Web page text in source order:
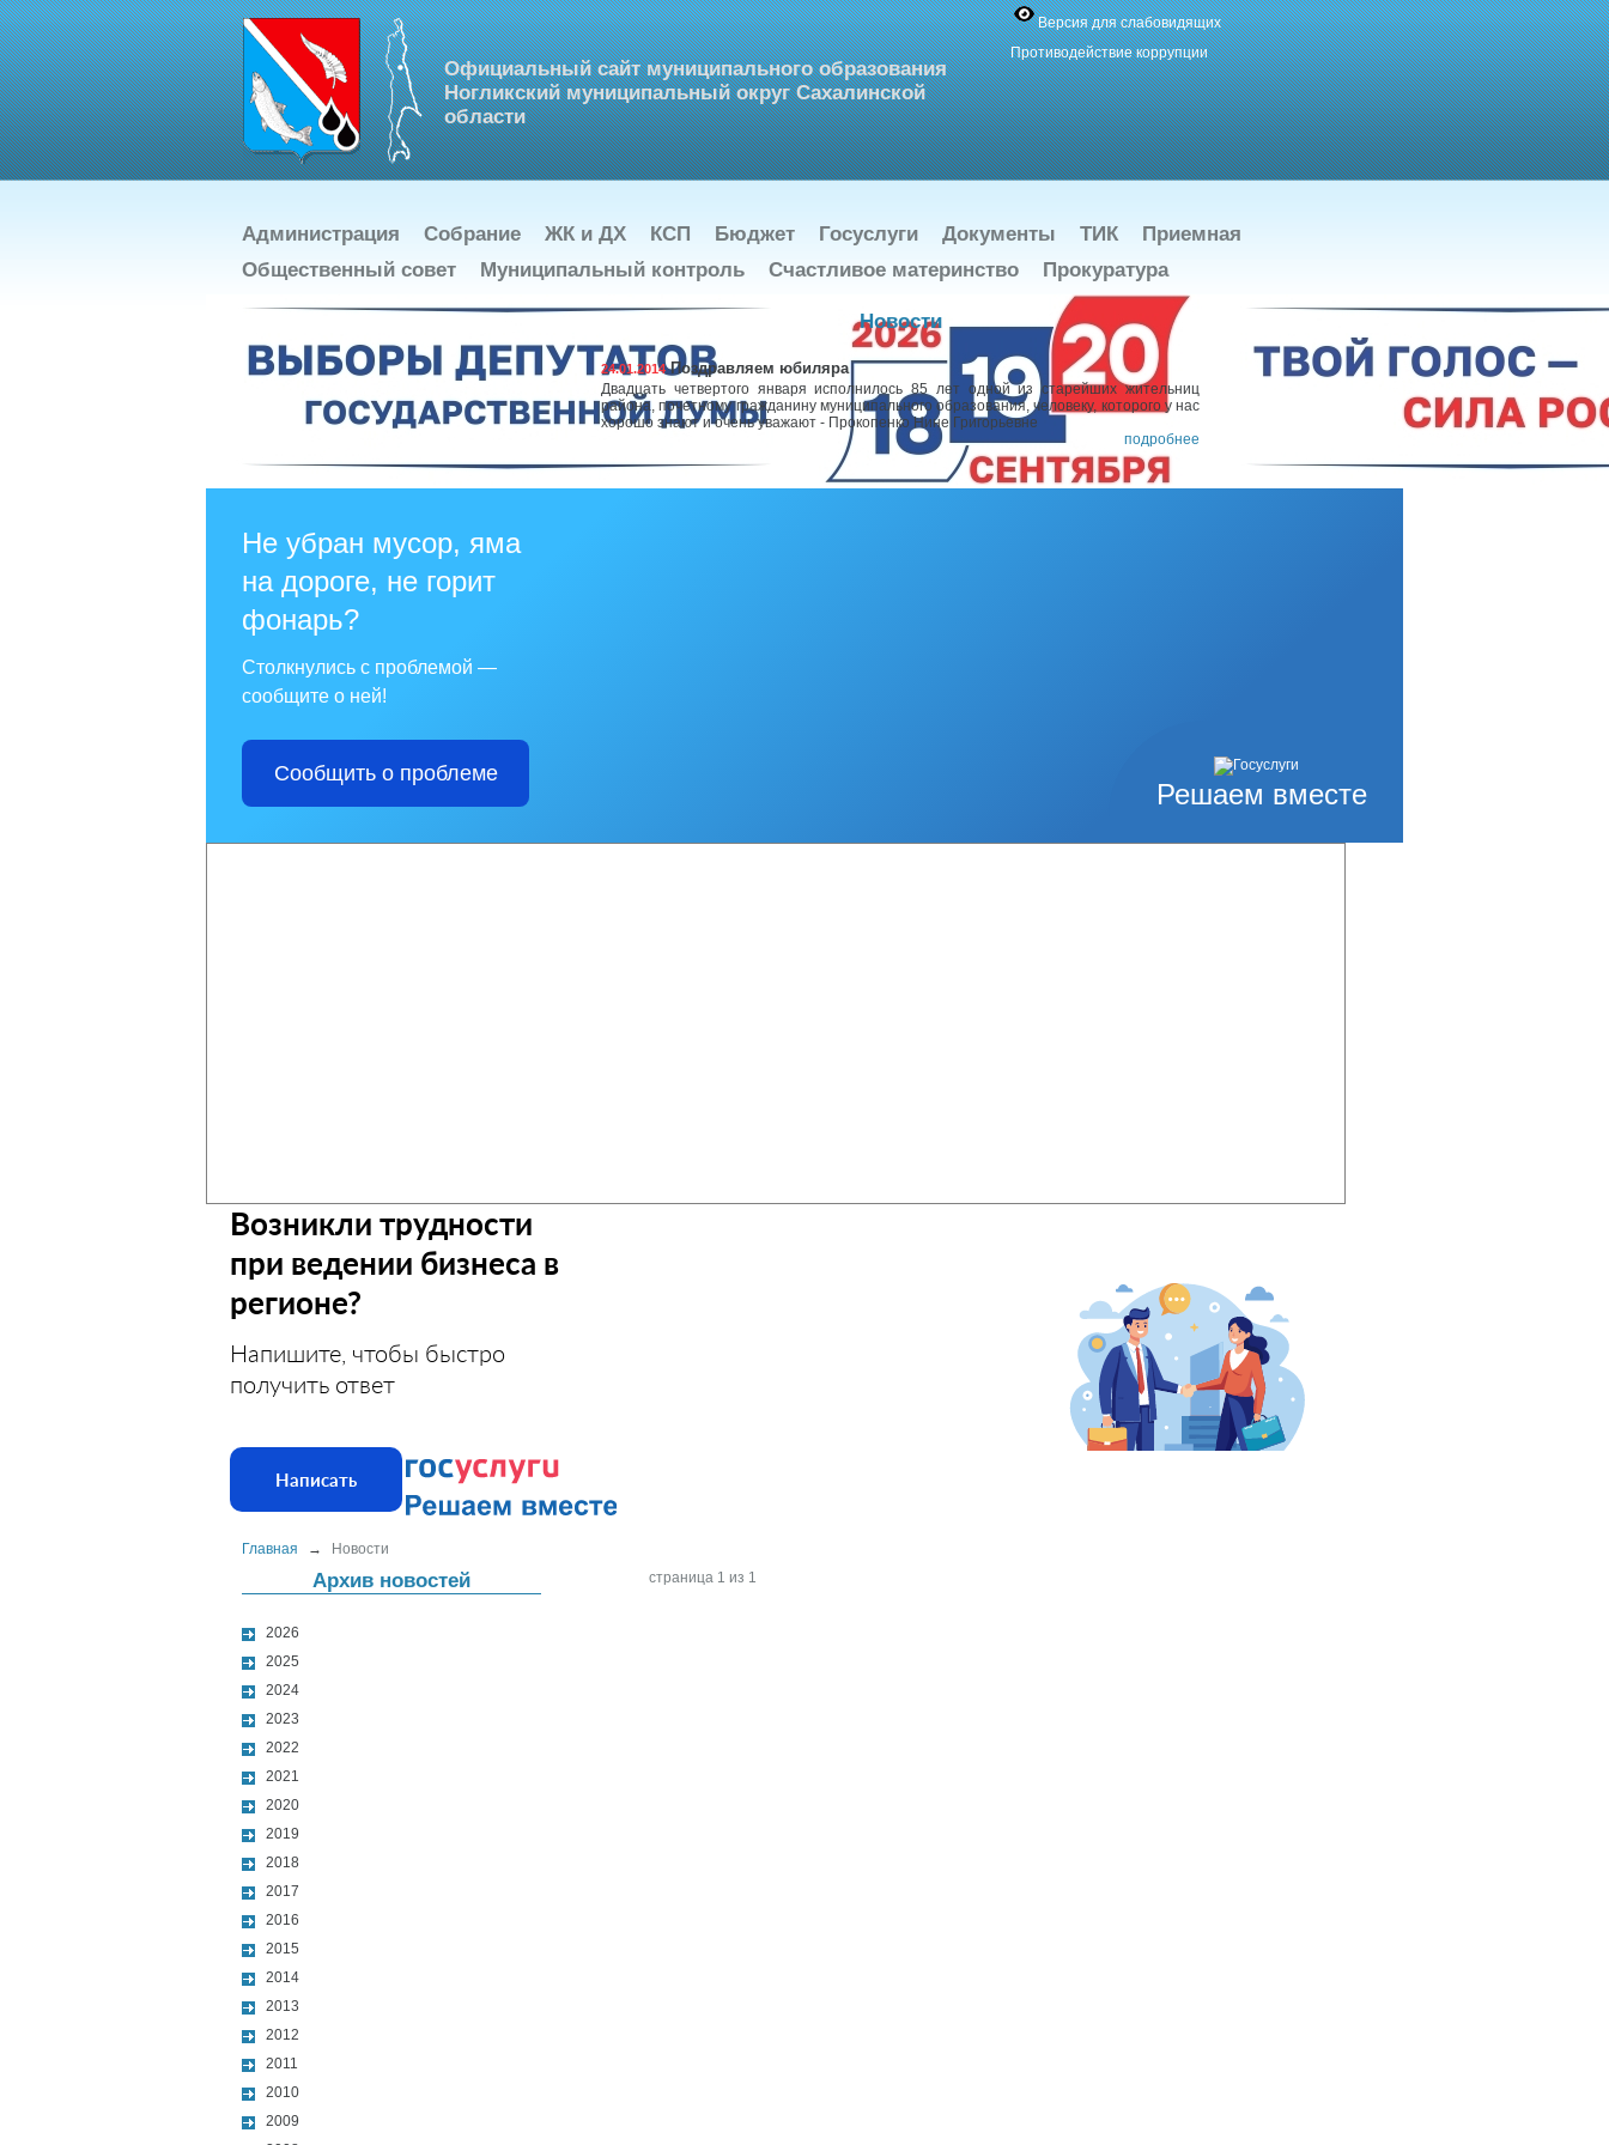
Официальный сайт муниципального образования
Ногликский муниципальный округ Сахалинской
области
Версия для слабовидящих
Противодействие коррупции
Администрация Собрание ЖК и ДХ КСП Бюджет Госуслуги Документы ТИК
Приемная
Общественный совет
Муниципальный контроль Счастливое материнство Прокуратура
Решаем вместе
Не убран мусор, яма
на дороге, не горит
фонарь?
Столкнулись с проблемой —
сообщите о ней!
Сообщить о проблеме
Возникли трудности
при ведении бизнеса в
регионе?
Напишите, чтобы быстро
получить ответ
Написать
Главная → Новости
Архив новостей
2026
2025
2024
2023
2022
2021
2020
2019
2018
2017
2016
2015
2014
2013
2012
2011
2010
2009
Новости
24.01.2014Поздравляем юбиляра
Двадцать четвертого января исполнилось 85 лет одной из старейших жительниц
района, почетному гражданину муниципального образования, человеку, которого у нас
хорошо знают и очень уважают - Прокопенко Нине Григорьевне
подробнее
страница 1 из 1